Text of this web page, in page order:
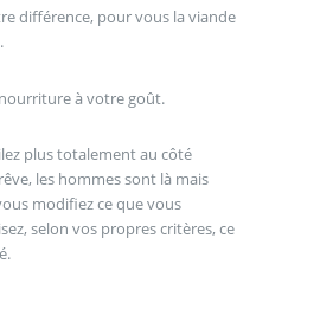
différence, pour vous la viande
à votre goût.
plus totalement au côté
les hommes sont là mais
modifiez ce que vous
selon vos propres critères, ce